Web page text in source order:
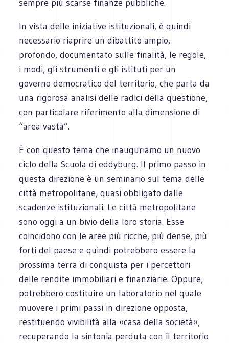
sempre più scarse finanze pubbliche.
In vista delle iniziative istituzionali, è quindi
necessario riaprire un dibattito ampio,
profondo, documentato sulle finalità, le regole,
i modi, gli strumenti e gli istituti per un
governo democratico del territorio, che parta da
una rigorosa analisi delle radici della questione,
con particolare riferimento alla dimensione di
“area vasta”.
È con questo tema che inauguriamo un nuovo
ciclo della Scuola di eddyburg. Il primo passo in
questa direzione è un seminario sul tema delle
città metropolitane, quasi obbligato dalle
scadenze istituzionali. Le città metropolitane
sono oggi a un bivio della loro storia. Esse
coincidono con le aree più ricche, più dense, più
forti del paese e quindi potrebbero essere la
prossima terra di conquista per i percettori
delle rendite immobiliari e finanziarie. Oppure,
potrebbero costituire un laboratorio nel quale
muovere i primi passi in direzione opposta,
restituendo vivibilità alla «casa della società»,
recuperando la sintonia perduta con il territorio